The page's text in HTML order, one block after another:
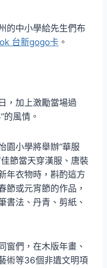
的中小學給先生們布
台新gogo卡 。
，加上激勵當場過
的風情。
園小學將舉辦“華服
節當天穿漢服、唐裝
年衣物時，斟酌這方
節或元宵節的作品，
書法、丹青、剪紙、
窗們，在木版年畫、
術等36個非遺文明項